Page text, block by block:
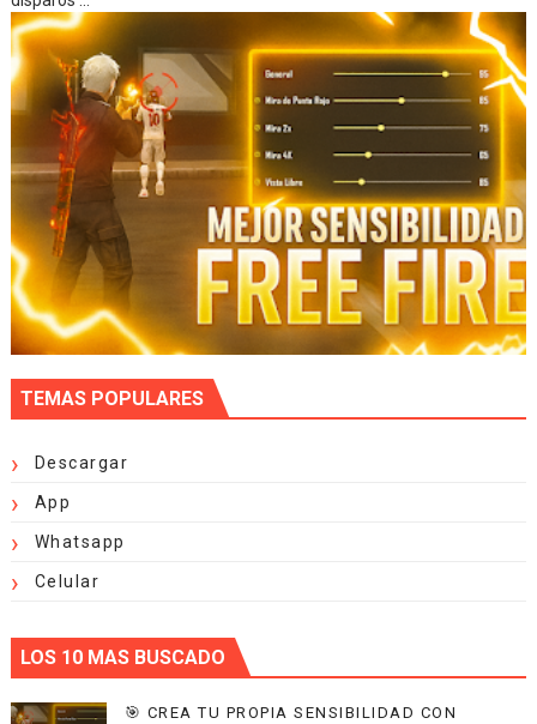
TEMAS POPULARES
Descargar
App
Whatsapp
Celular
LOS 10 MAS BUSCADO
🎯 CREA TU PROPIA SENSIBILIDAD CON